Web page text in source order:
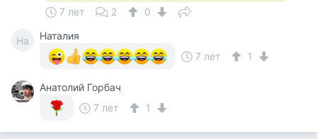
7 лет 2 0
На
Наталия
7 лет
1
Анатолий Горбач
7 лет
1